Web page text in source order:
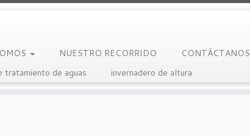
NUESTRO RECORRIDO CONTÁCTANOS
tratamiento de aguas
invernadero de altura